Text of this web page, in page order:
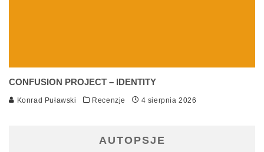
CONFUSION PROJECT – IDENTITY
Konrad Puławski Recenzje 4 sierpnia 2026
AUTOPSJE